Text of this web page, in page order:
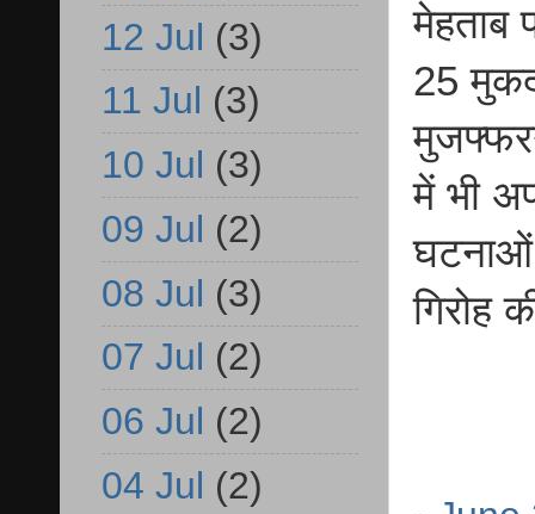
मेहताब
25
में भी
घटनाओं
गिरोह
12 Jul (3)
11 Jul (3)
10 Jul (3)
09 Jul (2)
08 Jul (3)
07 Jul (2)
06 Jul (2)
04 Jul (2)